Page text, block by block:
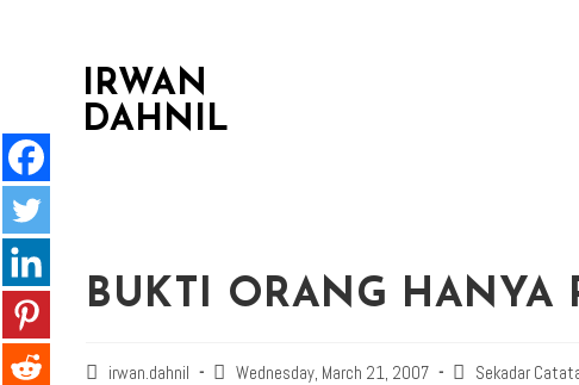
IRWAN
DAHNIL
BUKTI ORANG HANYA
irwan.dahnil Wednesday, March 21, 2007 Sekadar